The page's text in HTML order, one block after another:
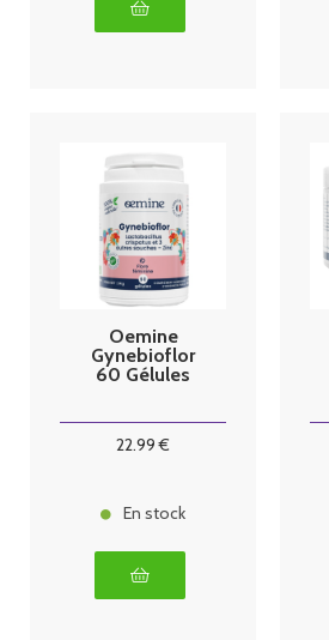
Oemine
Gynebioflor
60 Gélules
22.99 €
En stock